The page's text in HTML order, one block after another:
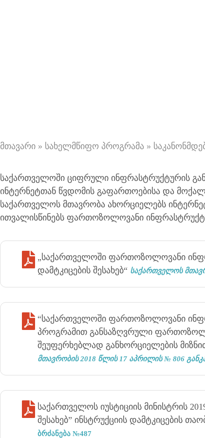
მთავარი» სახელმწიფო პროგრამა»
საქართველოში ციფრული ინფრასტრუქტურის
ინტერნეტთან წვდომის გაფართოებისა და
საქართველოს მთავრობა ახორციელებს
ითვალისწინებს ფართოზოლოვანი
„საქართველოში ფართოზოლოვანი
დამტკიცების შესახებ“ საქართველოს
“საქართველოში ფართოზოლოვანი
პროგრამით განსაზღვრული
შეუფერხებლად განხორციელების
მთავრობის 2018 წლის 17 აპრილის № 806
საქართველოს იუსტიციის მინისტრის
შესახებ” ინსტრუქციის დამტკიცების
ბრძანება №487